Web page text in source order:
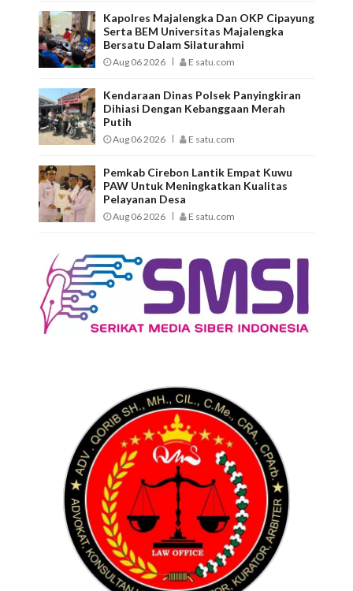
Kapolres Majalengka Dan OKP Cipayung
Serta BEM Universitas Majalengka
Bersatu Dalam Silaturahmi
Aug 06 2026 E satu.com
Kendaraan Dinas Polsek Panyingkiran
Dihiasi Dengan Kebanggaan Merah
Putih
Aug 06 2026 E satu.com
Pemkab Cirebon Lantik Empat Kuwu
PAW Untuk Meningkatkan Kualitas
Pelayanan Desa
Aug 06 2026 E satu.com